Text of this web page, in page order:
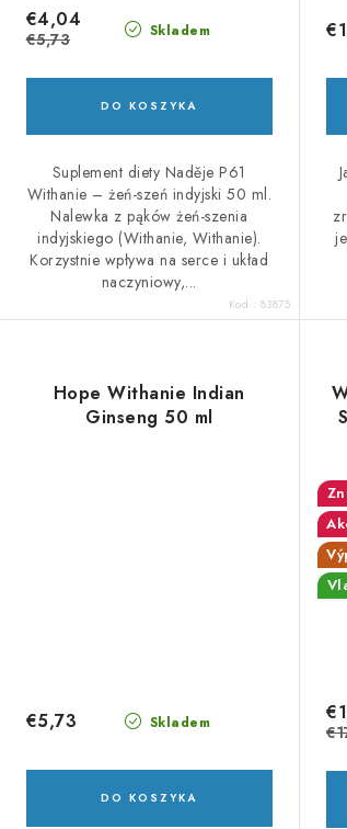
Skladem
€4,04
€5,73
DO KOSZYKA
Suplement diety Naděje P61
Withanie – żeń-szeń indyjski 50 ml.
Nalewka z pąków żeń-szenia
indyjskiego (Withanie, Withanie).
Korzystnie wpływa na serce i układ
naczyniowy,...
Kod : 83875
Hope Withanie Indian
Ginseng 50 ml
Skladem
€5,73
DO KOSZYKA